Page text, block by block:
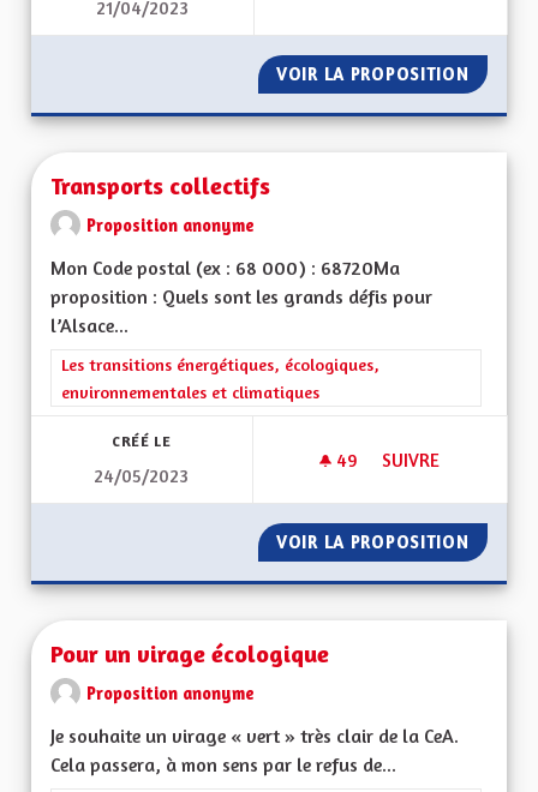
21/04/2023
VOIR LA PROPOSITION
Transports collectifs
Proposition anonyme
Mon Code postal (ex : 68 000) : 68720Ma
proposition : Quels sont les grands défis pour
l’Alsace...
Filtrer les résultats de la catégorie : Les transitions
Les transitions énergétiques, écologiques,
environnementales et climatiques
CRÉÉ LE
24/05/2023
49 49 ABONNÉS
SUIVRE
VOIR LA PROPOSITION
Pour un virage écologique
Proposition anonyme
Je souhaite un virage « vert » très clair de la CeA.
Cela passera, à mon sens par le refus de...